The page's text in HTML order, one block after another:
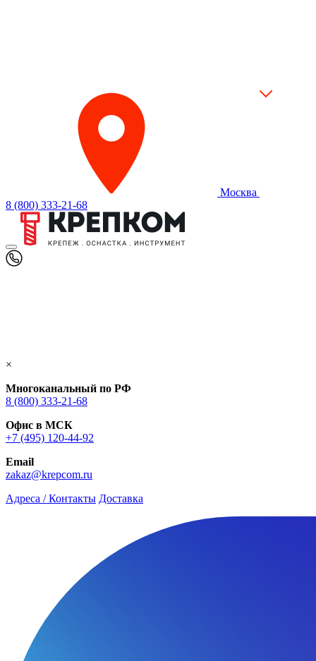
Москва
8 (800) 333-21-68
×
Многоканальный по РФ
8 (800) 333‑21-68
Офис в МСК
+7 (495) 120-44-92
Email
zakaz@krepcom.ru
Адреса / Контакты Доставка